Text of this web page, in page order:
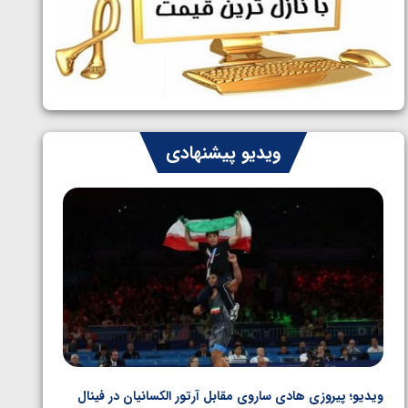
دوم کشتی فرنگی نوجوانان جهان
1405/05/06
ویدیو پیشنهادی
ویدیو؛ پیروزی هادی ساروی مقابل آرتور الکسانیان در فینال